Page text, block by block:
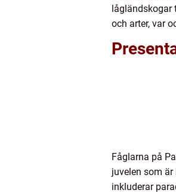
lågländskogar
och arter, var
Fåglarna på
juvelen som
inkluderar